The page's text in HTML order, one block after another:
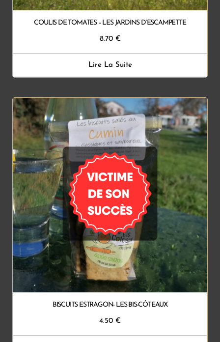
COULIS DE TOMATES – LES JARDINS D’ESCAMPETTE
8.70 €
Lire La Suite
BISCUITS ESTRAGON- LES BIS-CÔTEAUX
4.50 €